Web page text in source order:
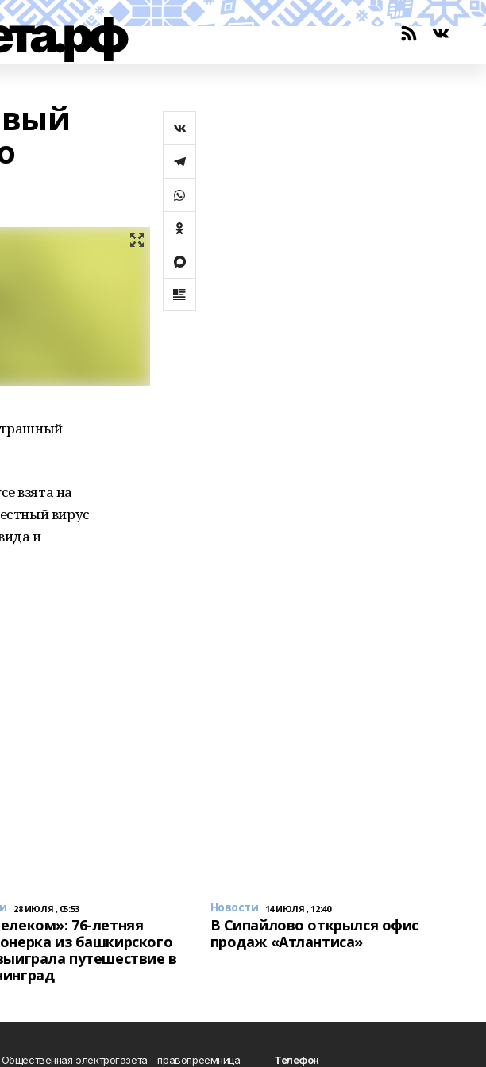
взята на
вирус
и
28 ИЮЛЯ , 05:53
76-летняя
из башкирского
путешествие в
Новости 14 ИЮЛЯ , 12:40
В Сипайлово открылся офис
продаж «Атлантиса»
Общественная электрогазета - правопреемница Телефон